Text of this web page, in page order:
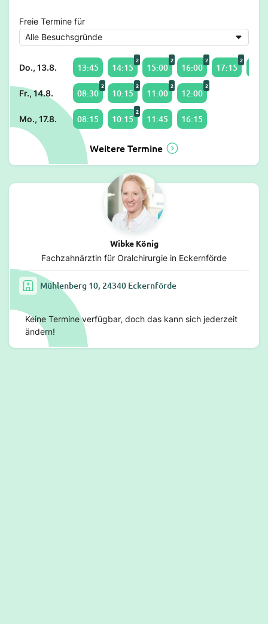
Freie Termine für
Do., 13.8. 13:45 14:15
2
15:00
2
16:00
2
17:15
2
Fr., 14.8. 08:30
2
10:15
2
11:00
2
12:00
2
Mo., 17.8. 08:15 10:15
2
11:45 16:15
Weitere Termine
Wibke König
Fachzahnärztin für Oralchirurgie in Eckernförde
Mühlenberg 10, 24340 Eckernförde
Keine Termine verfügbar, doch das kann sich jederzeit
ändern!